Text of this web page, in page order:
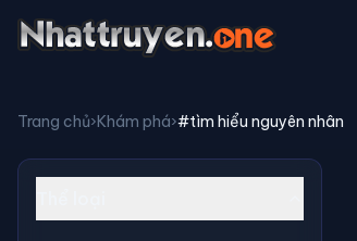
Trang chủ›Khám phá›#tìm hiểu nguyên nhân